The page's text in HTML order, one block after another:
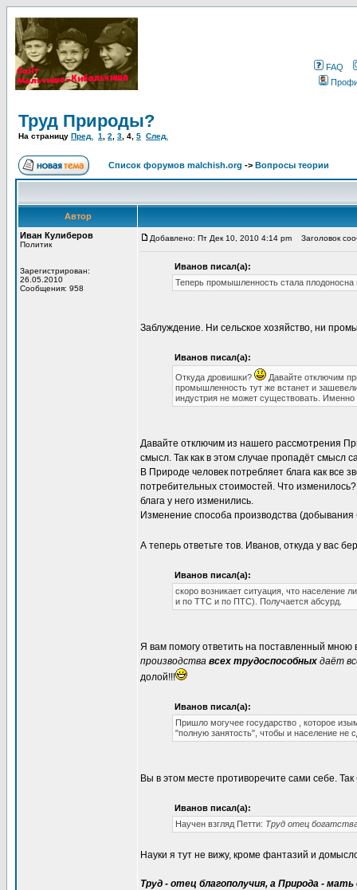
FAQ
Труд Природы?
На страницу Пред. 1 2 3 4 5 След.
Список форумов malchish.org -> Вопросы теории
Автор
Иван Кулиберов
Политик
Зарегистрирован:
26.05.2010
Сообщения: 958
Добавлено: Пт Дек 10, 2010 4:14 pm Заголовок
Иванов писал(а):
Теперь промышленность стала
Заблуждение. Ни сельское хозяйство, ни
Иванов писал(а):
Откуда дровишки?
Давайте отключим
промышленность тут же встанет и
индустрия не может существовать. Именно
Давайте отключим из нашего рассмотрения
смысл. Так как в этом случае пропадёт смысл
В Природе человек потребляет блага как все
потребительных стоимостей. Что
блага у него изменились.
Изменение способа производства (добывания
А теперь ответьте тов. Иванов, откуда у вас
Иванов писал(а):
скоро возникает ситуация, что население
и по ТТС и по ПТС). Получается абсурд.
Я вам помогу ответить на поставленный
производства всех трудоспособных даёт
долой!!!
Иванов писал(а):
Пришло могучее государство , которое
"полную занятость", чтобы и население не
Вы в этом месте противоречите сами себе.
Иванов писал(а):
Научен взгляд Петти: Труд отец
Науки я тут не вижу, кроме фантазий и
Труд - отец благополучия, а Природа - мать